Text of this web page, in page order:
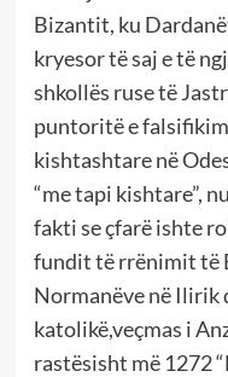
Bizantit, ku
kryesor të saj e të
shkollës ruse të
puntoritë e
kishtashtare në
“me tapi kishtare”,
fakti se çfarë ishte
fundit të rrënimit të
Normanëve në Ilirik
katolikë,veçmas i
rastësisht më 1272